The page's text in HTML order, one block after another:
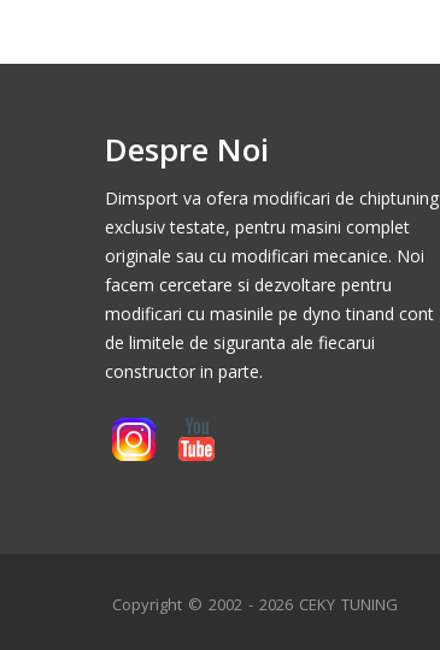
Despre Noi
Dimsport va ofera modificari de chiptuning
exclusiv testate, pentru masini complet
originale sau cu modificari mecanice. Noi
facem cercetare si dezvoltare pentru
modificari cu masinile pe dyno tinand cont
de limitele de siguranta ale fiecarui
constructor in parte.
Copyright © 2002 - 2026 CEKY TUNING